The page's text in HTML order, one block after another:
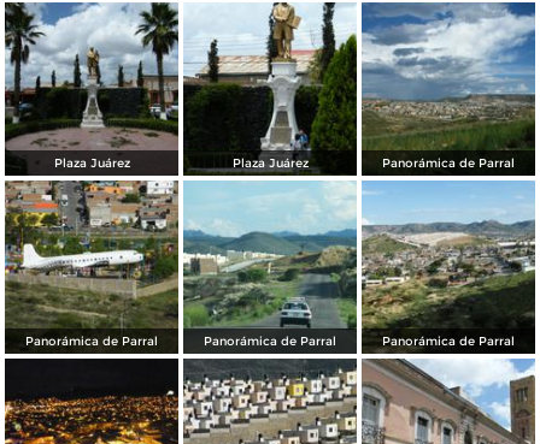
Plaza Juárez Plaza Juárez Panorámica de Parral
Panorámica de Parral Panorámica de Parral Panorámica de Parral